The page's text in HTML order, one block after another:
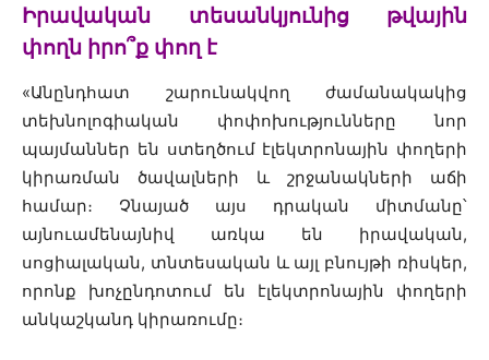
Իրավական տեսանկյունից թվային
փողն իրո՞ք փող է
«Անընդհատ շարունակվող ժամանակակից
տեխնոլոգիական փոփոխությունները նոր
պայմաններ են ստեղծում էլեկտրոնային փողերի
կիրառման ծավալների և շրջանակների աճի
համար։ Չնայած այս դրական միտմանը՝
այնուամենայնիվ առկա են իրավական,
սոցիալական, տնտեսական և այլ բնույթի ռիսկեր,
որոնք խոչընդոտում են էլեկտրոնային փողերի
անկաշկանդ կիրառումը։